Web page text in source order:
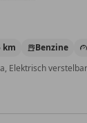
km Benzine